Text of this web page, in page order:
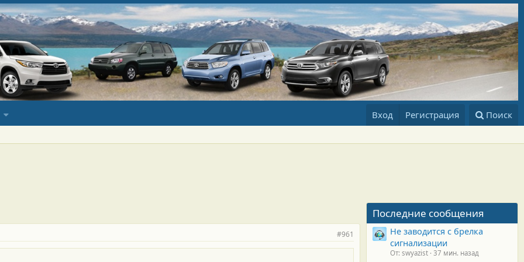
Вход Регистрация Поиск
#961
Последние сообщения
Не заводится с брелка
сигнализации
От: swyazist 37 мин. назад